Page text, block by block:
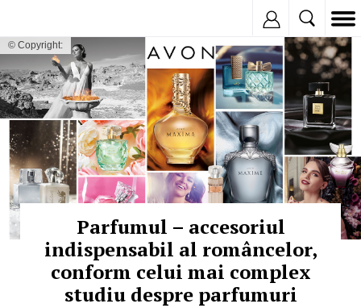
© Copyright:
Parfumul – accesoriul
indispensabil al româncelor,
conform celui mai complex
studiu despre parfumuri